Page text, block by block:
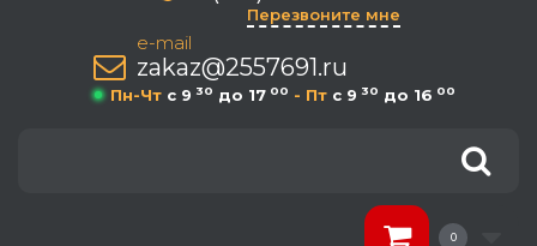
Перезвоните мне
e-mail
zakaz@2557691.ru
Пн-Чт c 9 30 до 17 00 - Пт c 9 30 до 16 00
0